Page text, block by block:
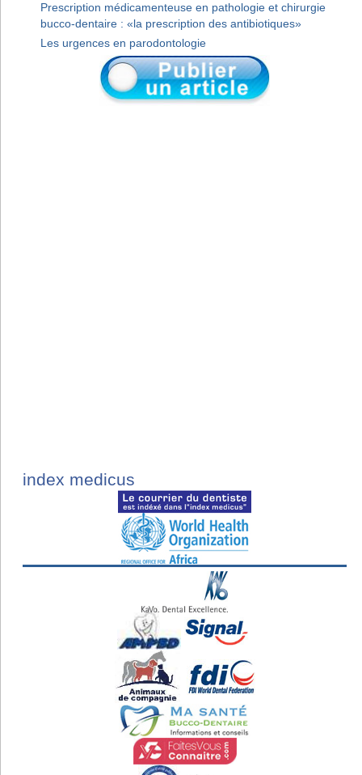
Prescription médicamenteuse en pathologie et chirurgie
bucco-dentaire : «la prescription des antibiotiques»
Les urgences en parodontologie
index medicus